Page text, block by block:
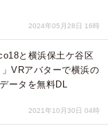
2024年05月28日 16時
と横浜保土ケ谷区
VRアバターで横浜の
ータを無料DL
2021年10月30日 04時